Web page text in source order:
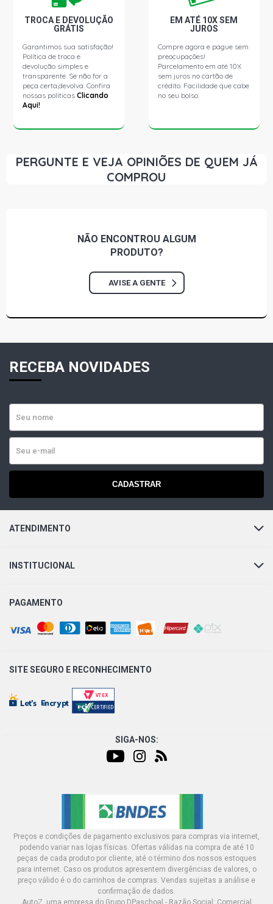
TROCA E DEVOLUÇÃO
GRÁTIS
Garantimos sua satisfação!
Política de troca e
devolução simples e
transparente. Se não for a
peça certa,devolva. Confira
nossas políticasClicando
Aqui!
EM ATÉ 10X SEM
JUROS
Compre agora e pague sem
preocupações!
Parcelamento em até 10X
sem juros no cartão de
crédito. Facilidade que cabe
no seu bolso.
PERGUNTE E VEJA OPINIÕES DE QUEM JÁ
COMPROU
NÃO ENCONTROU ALGUM
PRODUTO?
AVISE A GENTE
RECEBA NOVIDADES
CADASTRAR
ATENDIMENTO
INSTITUCIONAL
PAGAMENTO
SITE SEGURO E RECONHECIMENTO
SIGA-NOS:
Preços e condições de pagamento exclusivos para compras via internet,
podendo variar nas lojas físicas. Ofertas válidas na compra de até 10
peças de cada produto por cliente, até o término dos nossos estoques
para internet. Caso os produtos apresentem divergências de valores, o
preço válido é o do carrinhos de compras. Vendas sujeitas a análise e
confirmação de dados.
AutoZ, uma empresa do Grupo DPaschoal - Razão Social: Comercial